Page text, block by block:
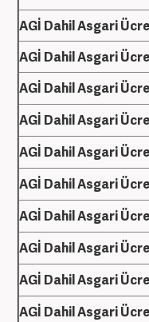
AGİ Dahil Asgari
AGİ Dahil Asgari
AGİ Dahil Asgari
AGİ Dahil Asgari
AGİ Dahil Asgari
AGİ Dahil Asgari
AGİ Dahil Asgari
AGİ Dahil Asgari
AGİ Dahil Asgari
AGİ Dahil Asgari